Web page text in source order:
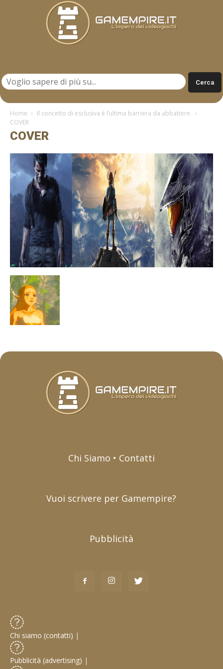
Home
Il concetto di esclusiva è l’ultima barriera da abbattere.
COVER
COVER
Chi Siamo • Contatti
Vuoi scrivere per Gamempire?
Pubblicità
Chi siamo (contatti) |
Pubblicità (advertising) |